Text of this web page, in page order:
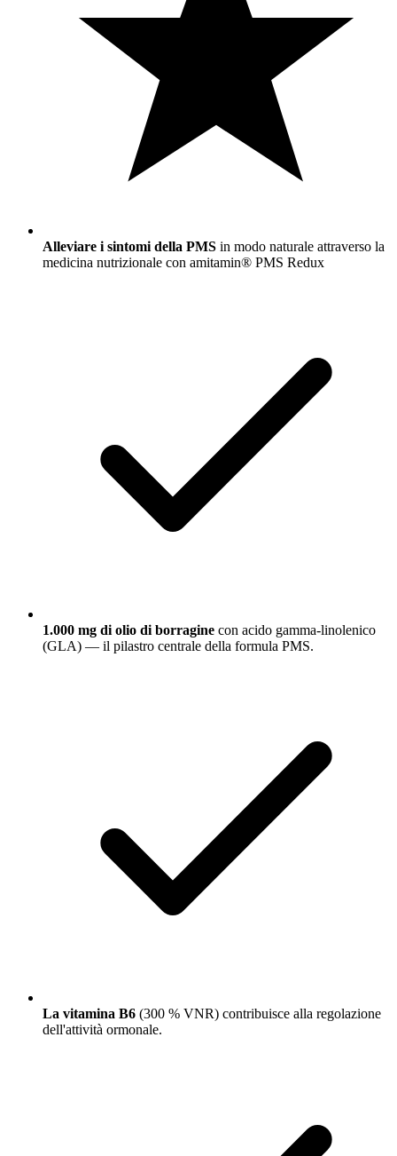
Alleviare i sintomi della PMS in modo naturale attraverso la
medicina nutrizionale con amitamin® PMS Redux
1.000 mg di olio di borragine con acido gamma-linolenico
(GLA) — il pilastro centrale della formula PMS.
La vitamina B6 (300 % VNR) contribuisce alla regolazione
dell'attività ormonale.